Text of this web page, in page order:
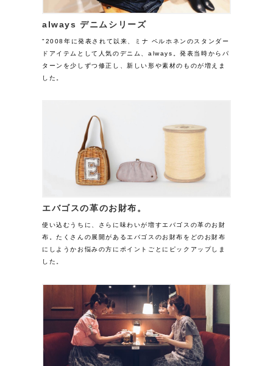
always デニムシリーズ
"2008年に発表されて以来、ミナ ペルホネンのスタンダー
ドアイテムとして人気のデニム、always。発表当時からパ
ターンを少しずつ修正し、新しい形や素材のものが増えま
した。
エバゴスの革のお財布。
使い込むうちに、さらに味わいが増すエバゴスの革のお財
布。たくさんの展開があるエバゴスのお財布をどのお財布
にしようかお悩みの方にポイントごとにピックアップしま
した。